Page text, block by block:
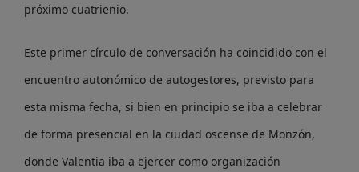
próximo cuatrienio.
Este primer círculo de conversación ha coincidido con el
encuentro autonómico de autogestores, previsto para
esta misma fecha, si bien en principio se iba a celebrar
de forma presencial en la ciudad oscense de Monzón,
donde Valentia iba a ejercer como organización